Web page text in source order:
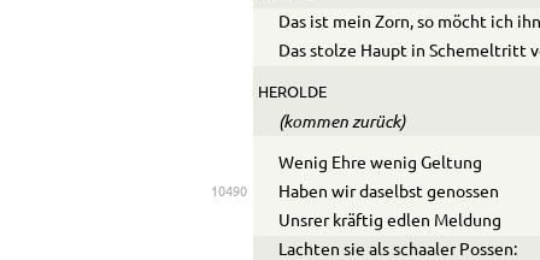
Das ist mein Zorn, so möcht ich
Das stolze Haupt in Schemeltritt
HEROLDE
(kommen zurück)
Wenig Ehre wenig Geltung
10490
Haben wir daselbst genossen
Unsrer kräftig edlen Meldung
Lachten sie als schaaler Possen: